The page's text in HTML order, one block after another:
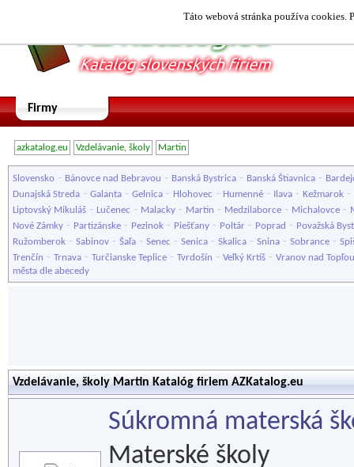
Táto webová stránka používa cookies.
Firmy
azkatalog.eu Vzdelávanie, školy Martin
Slovensko - Bánovce nad Bebravou - Banská Bystrica - Banská Štiavnica -
Dunajská Streda - Galanta - Gelnica - Hlohovec - Humenné - Ilava - Kežmarok -
Liptovský Mikuláš - Lučenec - Malacky - Martin - Medzilaborce - Michalovce -
Nové Zámky - Partizánske - Pezinok - Piešťany - Poltár - Poprad - Považská
Ružomberok - Sabinov - Šaľa - Senec - Senica - Skalica - Snina - Sobrance -
Trenčín - Trnava - Turčianske Teplice - Tvrdošín - Veľký Krtíš - Vranov nad Topľou
města dle abecedy
Vzdelávanie, školy Martin Katalóg firiem AZKatalog.eu
Súkromná materská
Materské školy